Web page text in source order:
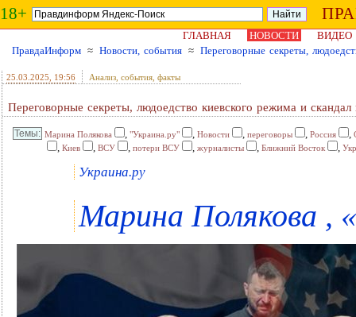
18+
ГЛАВНАЯ НОВОСТИ
ВИДЕО
ПравдаИнформ ≈ Новости, события ≈ Переговорные секреты,
25.03.2025 , 19:56 Анализ, события, факты
Переговорные секреты, людоедство киевского режима и
Марина Полякова , "Украина.ру" , Новости , переговоры , Россия ,
, Киев , ВСУ , потери ВСУ , журналисты , Ближний Восток ,
Украина.ру
Марина Полякова ,